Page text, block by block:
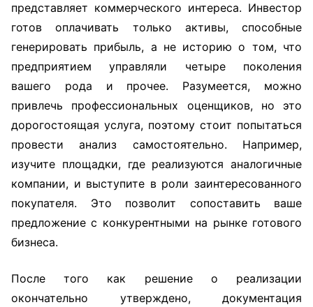
представляет коммерческого интереса. Инвестор
готов оплачивать только активы, способные
генерировать прибыль, а не историю о том, что
предприятием управляли четыре поколения
вашего рода и прочее. Разумеется, можно
привлечь профессиональных оценщиков, но это
дорогостоящая услуга, поэтому стоит попытаться
провести анализ самостоятельно. Например,
изучите площадки, где реализуются аналогичные
компании, и выступите в роли заинтересованного
покупателя. Это позволит сопоставить ваше
предложение с конкурентными на рынке готового
бизнеса.
После того как решение о реализации
окончательно утверждено, документация